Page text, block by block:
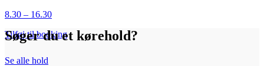
8.30 – 16.30
Tilføj til booking
Søger du et kørehold?
Se alle hold